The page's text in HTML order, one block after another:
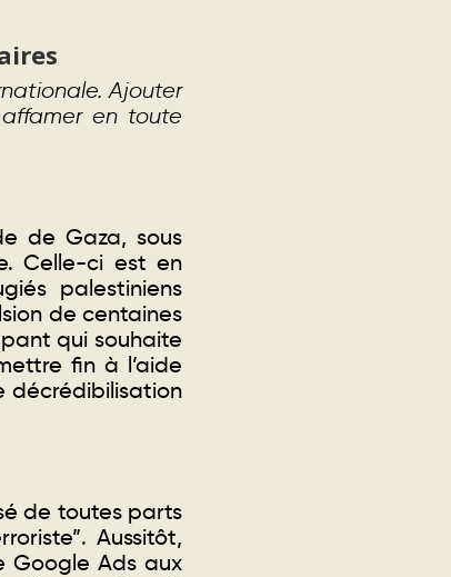
Ajouter
en toute
de Gaza, sous
Celle-ci est en
palestiniens
de centaines
qui souhaite
fin à l’aide
décrédibilisation
de toutes parts
Aussitôt,
Google Ads aux